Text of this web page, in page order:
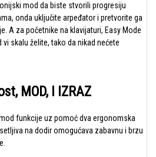
mod da biste stvorili progresiju
onda uključite arpeđator i pretvorite ga
A za početnike na klavijaturi, Easy Mode
skalu želite, tako da nikad nećete
MOD, I IZRAZ
funkcije uz pomoć dva ergonomska
na dodir omogućava zabavnu i brzu